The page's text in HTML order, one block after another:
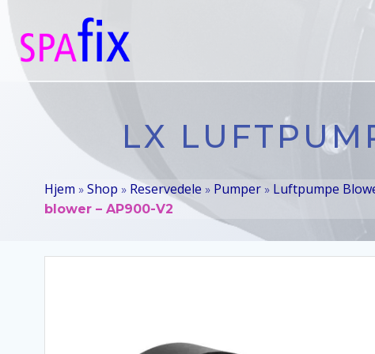
indhold
LX
Hjem » Shop » Reservedele » Pumper » Luftpumpe
blower – AP900-V2